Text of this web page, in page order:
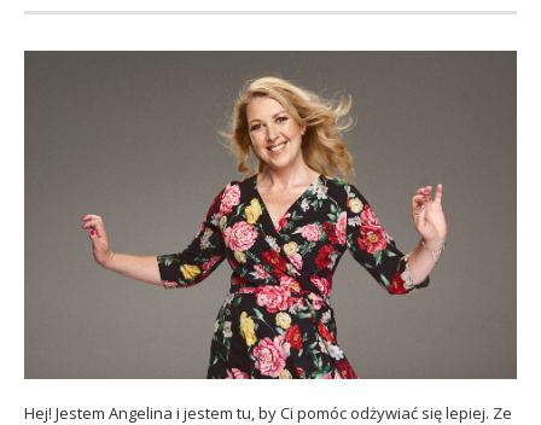
Hej! Jestem Angelina i jestem tu, by Ci pomóc odżywiać się lepiej. Ze